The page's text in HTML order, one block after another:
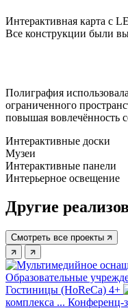
Интерактивная карта с
Все конструкции были
Полиграфия
ограниченного
повышая вовлечённость
Интерактивные доски
Музеи
Интерактивные панели
Интерьерное освещение
Другие
Смотреть все проекты
Образовательные
Гостиницы (HoReCa) 4+
комплекса ... Конференц-